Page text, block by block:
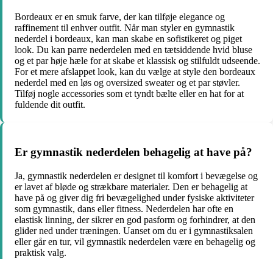
Bordeaux er en smuk farve, der kan tilføje elegance og
raffinement til enhver outfit. Når man styler en gymnastik
nederdel i bordeaux, kan man skabe en sofistikeret og piget
look. Du kan parre nederdelen med en tætsiddende hvid bluse
og et par høje hæle for at skabe et klassisk og stilfuldt udseende.
For et mere afslappet look, kan du vælge at style den bordeaux
nederdel med en løs og oversized sweater og et par støvler.
Tilføj nogle accessories som et tyndt bælte eller en hat for at
fuldende dit outfit.
Er gymnastik nederdelen behagelig at have på?
Ja, gymnastik nederdelen er designet til komfort i bevægelse og
er lavet af bløde og strækbare materialer. Den er behagelig at
have på og giver dig fri bevægelighed under fysiske aktiviteter
som gymnastik, dans eller fitness. Nederdelen har ofte en
elastisk linning, der sikrer en god pasform og forhindrer, at den
glider ned under træningen. Uanset om du er i gymnastiksalen
eller går en tur, vil gymnastik nederdelen være en behagelig og
praktisk valg.